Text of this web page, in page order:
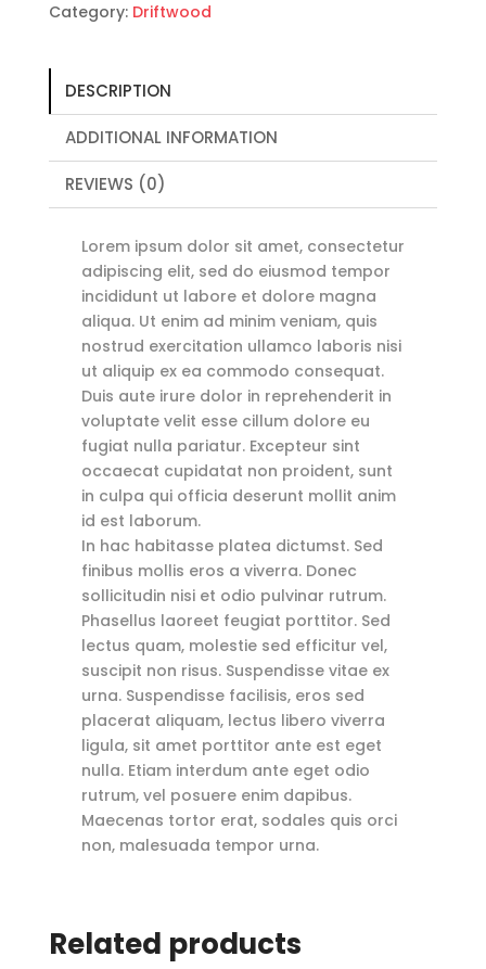
Category: Driftwood
DESCRIPTION
ADDITIONAL INFORMATION
REVIEWS (0)
Lorem ipsum dolor sit amet, consectetur
adipiscing elit, sed do eiusmod tempor
incididunt ut labore et dolore magna
aliqua. Ut enim ad minim veniam, quis
nostrud exercitation ullamco laboris nisi
ut aliquip ex ea commodo consequat.
Duis aute irure dolor in reprehenderit in
voluptate velit esse cillum dolore eu
fugiat nulla pariatur. Excepteur sint
occaecat cupidatat non proident, sunt
in culpa qui officia deserunt mollit anim
id est laborum.
In hac habitasse platea dictumst. Sed
finibus mollis eros a viverra. Donec
sollicitudin nisi et odio pulvinar rutrum.
Phasellus laoreet feugiat porttitor. Sed
lectus quam, molestie sed efficitur vel,
suscipit non risus. Suspendisse vitae ex
urna. Suspendisse facilisis, eros sed
placerat aliquam, lectus libero viverra
ligula, sit amet porttitor ante est eget
nulla. Etiam interdum ante eget odio
rutrum, vel posuere enim dapibus.
Maecenas tortor erat, sodales quis orci
non, malesuada tempor urna.
Related products